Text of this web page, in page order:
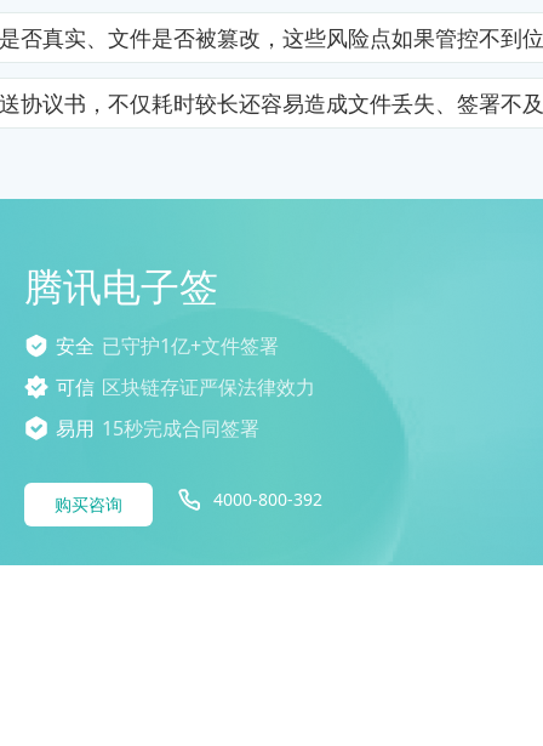
真实、文件是否被篡改，这些风险点如果管控不
议书，不仅耗时较长还容易造成文件丢失、签署
腾讯电子签
安全 已守护1亿+文件签署
可信 区块链存证严保法律效力
易用 15秒完成合同签署
购买咨询 4000-800-392